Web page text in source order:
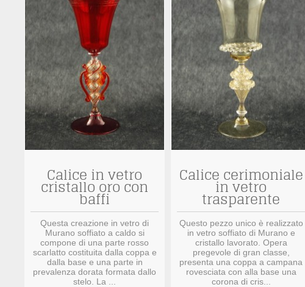
Calice in vetro
cristallo oro con
baffi
Questa creazione in vetro di
Murano soffiato a caldo si
compone di una parte rosso
scarlatto costituita dalla coppa e
dalla base e una parte in
prevalenza dorata formata dallo
stelo. La ...
Calice cerimoniale
in vetro
trasparente
Questo pezzo unico è realizzato
in vetro soffiato di Murano e
cristallo lavorato. Opera
pregevole di gran classe,
presenta una coppa a campana
rovesciata con alla base una
corona di cris...